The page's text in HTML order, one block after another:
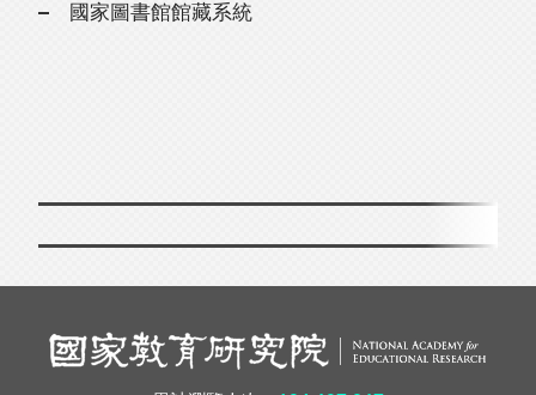
國家圖書館館藏系統